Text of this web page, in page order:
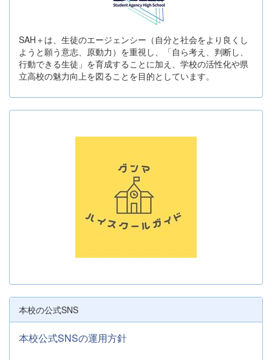
SAH＋は、生徒のエージェンシー（自分と社会をより良くし
ようと願う意志、原動力）を重視し、「自ら考え、判断し、
行動できる生徒」を育成することに加え、学校の活性化や県
立高校の魅力向上を図ることを目的としています。
本校の公式SNS
本校公式SNSの運用方針